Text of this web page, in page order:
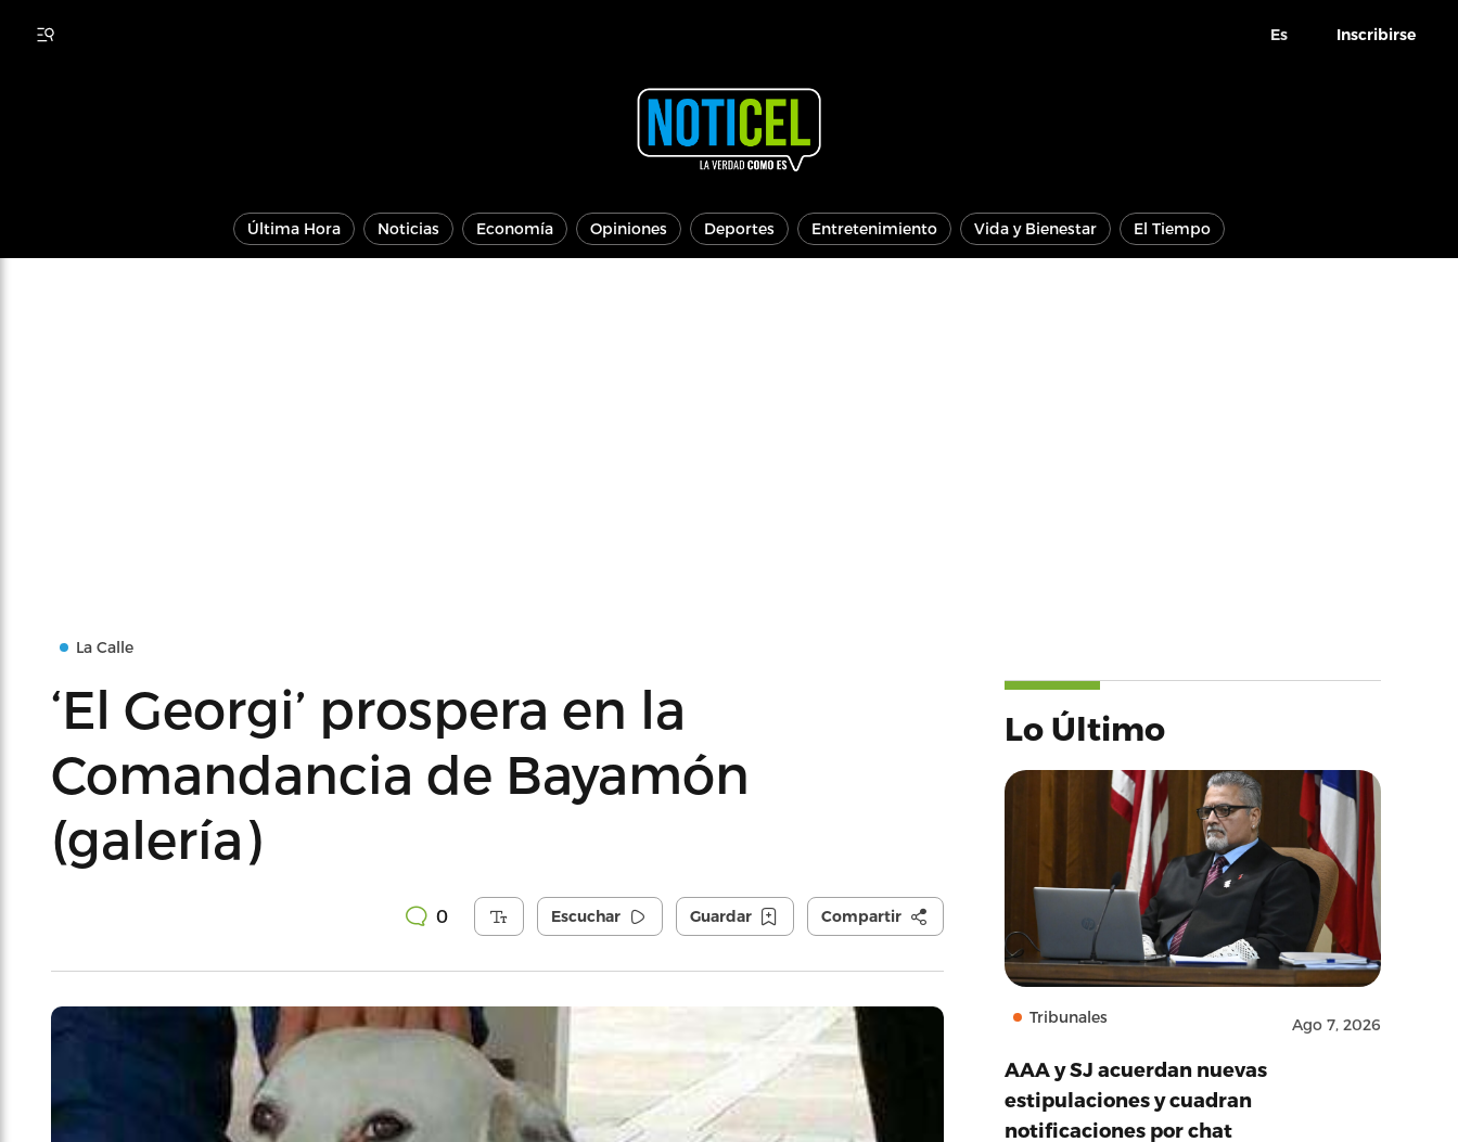
Es Inscribirse
Última Hora Noticias Economía Opiniones Deportes Entretenimiento Vida y Bienestar El Tiempo
La Calle
‘El Georgi’ prospera en la
Comandancia de Bayamón
(galería)
0 Escuchar Guardar Compartir
Lo Último
Tribunales Ago 7, 2026
AAA y SJ acuerdan nuevas
estipulaciones y cuadran
notificaciones por chat